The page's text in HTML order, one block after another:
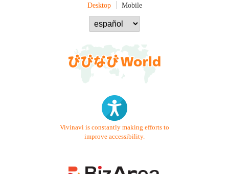
Desktop Mobile
Vivinavi is constantly making efforts to
improve accessibility.